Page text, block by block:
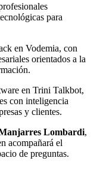
para
en Vodemia, con
orientados a la
en Trini Talkbot,
con inteligencia
y clientes.
Lombardi,
acompañará el
de preguntas.